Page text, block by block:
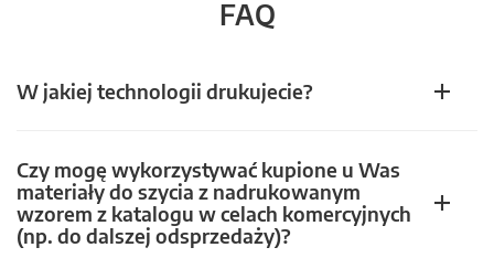
FAQ
W jakiej technologii drukujecie?
Czy mogę wykorzystywać kupione u Was
materiały do szycia z nadrukowanym
wzorem z katalogu w celach komercyjnych
(np. do dalszej odsprzedaży)?